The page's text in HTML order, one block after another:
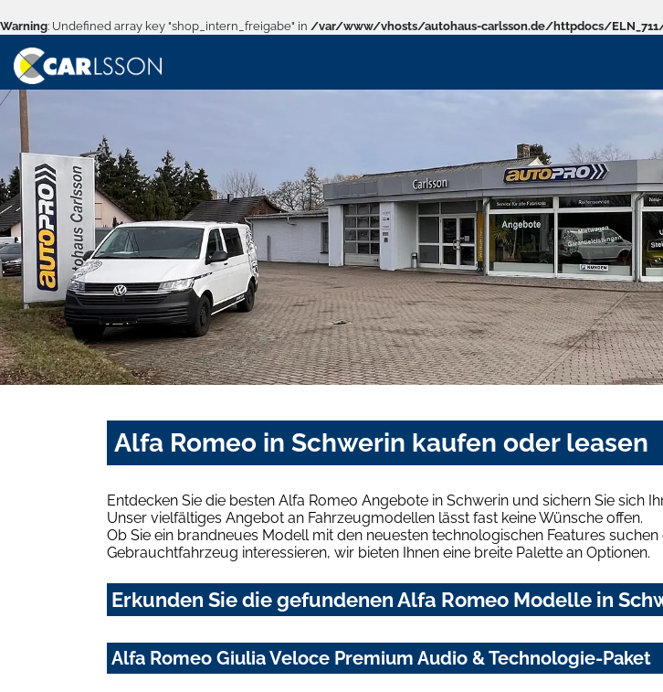
Warning: Undefined array key "shop_intern_freigabe" in /var/www/vhosts/autohaus-carlsson.de/httpdocs/
Alfa Romeo in Schwerin kaufen oder leasen
Entdecken Sie die besten Alfa Romeo Angebote in Schwerin und sichern Sie sich
Unser vielfältiges Angebot an Fahrzeugmodellen lässt fast keine Wünsche offen.
Ob Sie ein brandneues Modell mit den neuesten technologischen Features
Gebrauchtfahrzeug interessieren, wir bieten Ihnen eine breite Palette an Optionen.
Erkunden Sie die gefundenen Alfa Romeo Modelle in
Alfa Romeo Giulia Veloce Premium Audio & Technologie-Paket